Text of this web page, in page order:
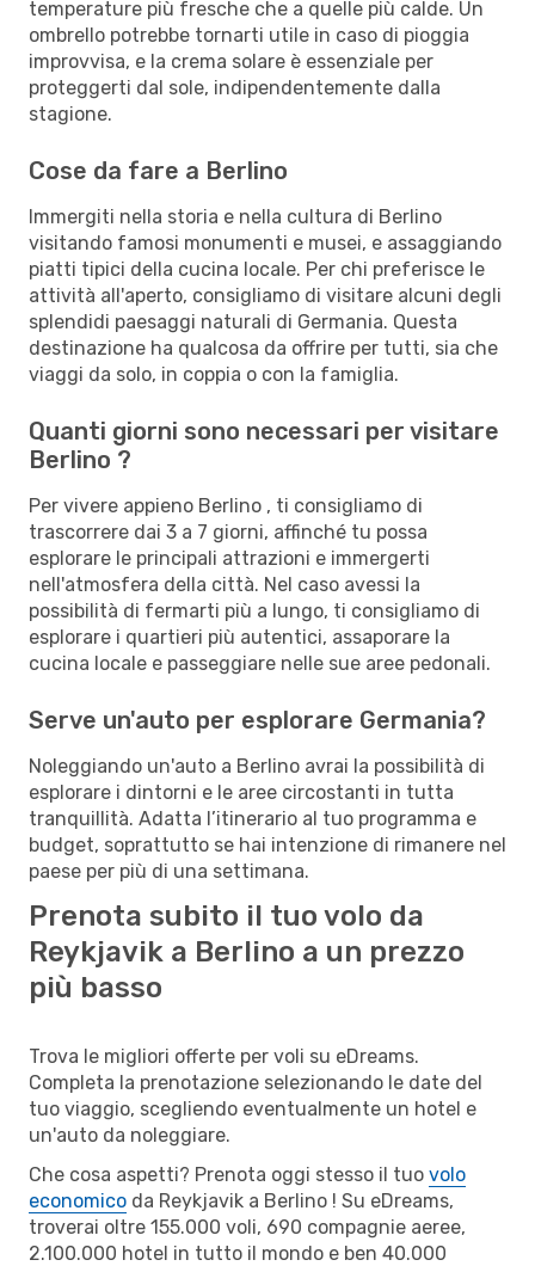
temperature più fresche che a quelle più calde. Un
ombrello potrebbe tornarti utile in caso di pioggia
improvvisa, e la crema solare è essenziale per
proteggerti dal sole, indipendentemente dalla
stagione.
Cose da fare a Berlino
Immergiti nella storia e nella cultura di Berlino
visitando famosi monumenti e musei, e assaggiando
piatti tipici della cucina locale. Per chi preferisce le
attività all'aperto, consigliamo di visitare alcuni degli
splendidi paesaggi naturali di Germania. Questa
destinazione ha qualcosa da offrire per tutti, sia che
viaggi da solo, in coppia o con la famiglia.
Quanti giorni sono necessari per visitare
Berlino ?
Per vivere appieno Berlino , ti consigliamo di
trascorrere dai 3 a 7 giorni, affinché tu possa
esplorare le principali attrazioni e immergerti
nell'atmosfera della città. Nel caso avessi la
possibilità di fermarti più a lungo, ti consigliamo di
esplorare i quartieri più autentici, assaporare la
cucina locale e passeggiare nelle sue aree pedonali.
Serve un'auto per esplorare Germania?
Noleggiando un'auto a Berlino avrai la possibilità di
esplorare i dintorni e le aree circostanti in tutta
tranquillità. Adatta l’itinerario al tuo programma e
budget, soprattutto se hai intenzione di rimanere nel
paese per più di una settimana.
Prenota subito il tuo volo da
Reykjavik a Berlino a un prezzo
più basso
Trova le migliori offerte per voli su eDreams.
Completa la prenotazione selezionando le date del
tuo viaggio, scegliendo eventualmente un hotel e
un'auto da noleggiare.
Che cosa aspetti? Prenota oggi stesso il tuo volo
economico da Reykjavik a Berlino ! Su eDreams,
troverai oltre 155.000 voli, 690 compagnie aeree,
2.100.000 hotel in tutto il mondo e ben 40.000